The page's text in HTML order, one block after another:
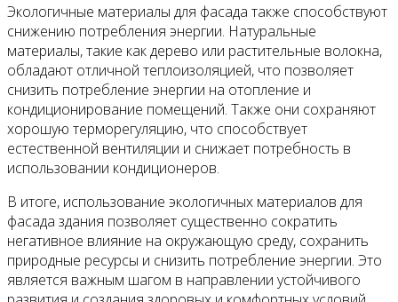
Экологичные материалы для фасада также способствуют
снижению потребления энергии. Натуральные
материалы, такие как дерево или растительные волокна,
обладают отличной теплоизоляцией, что позволяет
снизить потребление энергии на отопление и
кондиционирование помещений. Также они сохраняют
хорошую терморегуляцию, что способствует
естественной вентиляции и снижает потребность в
использовании кондиционеров.
В итоге, использование экологичных материалов для
фасада здания позволяет существенно сократить
негативное влияние на окружающую среду, сохранить
природные ресурсы и снизить потребление энергии. Это
является важным шагом в направлении устойчивого